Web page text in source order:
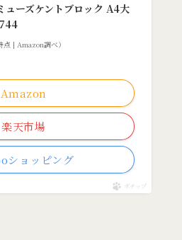
ューズケントブロック A4大
点 | Amazon調べ）
Amazon
楽天市場
ショッピング
ポチップ